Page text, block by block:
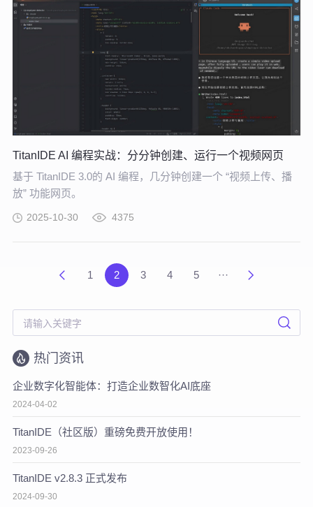
TitanIDE AI 编程实战：分分钟创建、运行一个视频网页
基于 TitanIDE 3.0的 AI 编程，几分钟创建一个 “视频上传、播
放” 功能网页。
2025-10-30 4375
1 2 3 4 5 ···
热门资讯
企业数字化智能体：打造企业数智化AI底座
2024-04-02
TitanIDE（社区版）重磅免费开放使用！
2023-09-26
TitanIDE v2.8.3 正式发布
2024-09-30